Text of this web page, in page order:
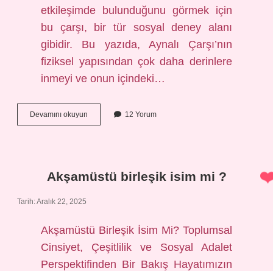
etkileşimde bulunduğunu görmek için
bu çarşı, bir tür sosyal deney alanı
gibidir. Bu yazıda, Aynalı Çarşı’nın
fiziksel yapısından çok daha derinlere
inmeyi ve onun içindeki…
Devamını okuyun
Çarşı
12 Yorum
Akşamüstü birleşik isim mi ?
Tarih: Aralık 22, 2025
Akşamüstü Birleşik İsim Mi? Toplumsal
Cinsiyet, Çeşitlilik ve Sosyal Adalet
Perspektifinden Bir Bakış Hayatımızın